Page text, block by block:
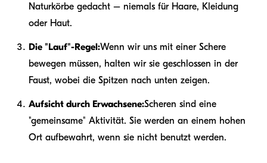
Naturkörbe gedacht – niemals für Haare, Kleidung
oder Haut.
Die "Lauf"-Regel:Wenn wir uns mit einer Schere
bewegen müssen, halten wir sie geschlossen in der
Faust, wobei die Spitzen nach unten zeigen.
Aufsicht durch Erwachsene:Scheren sind eine
"gemeinsame" Aktivität. Sie werden an einem hohen
Ort aufbewahrt, wenn sie nicht benutzt werden.